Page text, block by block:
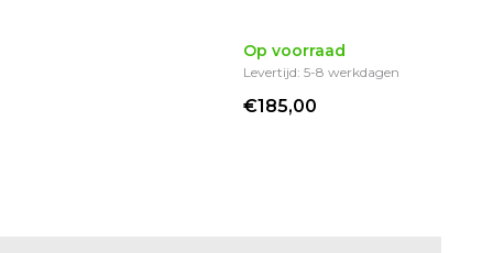
Op voorraad
Levertijd: 5-8 werkdagen
€185,00